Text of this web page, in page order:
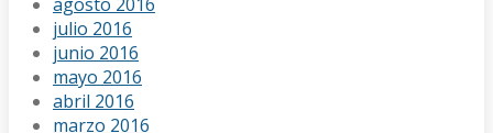
julio 2016
junio 2016
mayo 2016
abril 2016
marzo 2016